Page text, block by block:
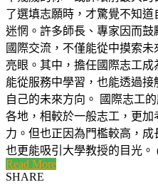
了選填志願時，才驚覺不知
迷惘。許多師長、專家因而
國際交流，不僅能從中摸索
亮眼。其中，擔任國際志工
能從服務中學習，也能透過
自己的未來方向。 國際志工
各地，相較於一般志工，更
力。但也正因為門檻較高，成
也更能吸引大學教授的目光。
Read More
SHARE